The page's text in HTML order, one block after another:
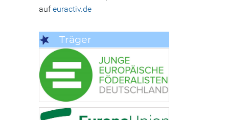
aufeuractiv.de
Träger